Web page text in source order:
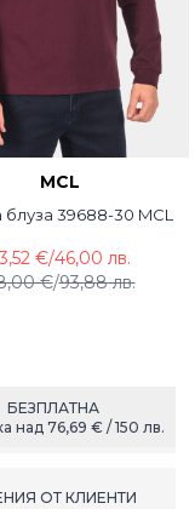
MCL
39688-30 MCL
€/93,88 лв.
€/46,00 лв.
БЕЗПЛАТНА
над 76,69 € / 150 лв.
ОТ КЛИЕНТИ